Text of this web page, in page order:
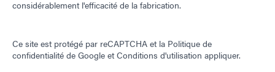
considérablement l'efficacité de la fabrication.
Ce site est protégé par reCAPTCHA et la Politique de
confidentialité de Google etConditions d'utilisation appliquer.